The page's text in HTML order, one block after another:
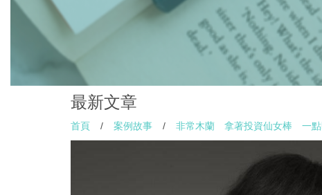
最新文章
首頁 / 案例故事 / 非常木蘭 拿著投資仙女棒 一點